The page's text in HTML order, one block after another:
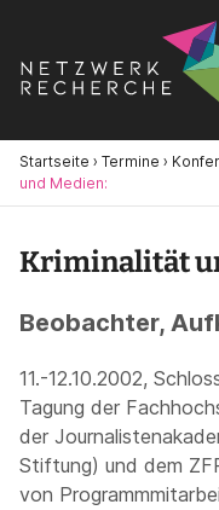
Startseite › Termine ›
und Medien:
Kriminalität
Beobachter,
11.-12.10.2002,
Tagung der
der
Stiftung) und dem
von